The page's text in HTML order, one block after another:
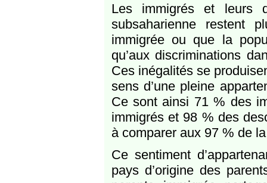
Les immigrés et leurs
subsaharienne restent
immigrée ou que la
qu’aux discriminations
Ces inégalités se
sens d’une pleine
Ce sont ainsi 71 % des
immigrés et 98 % des
à comparer aux 97 % de
Ce sentiment
pays d’origine des